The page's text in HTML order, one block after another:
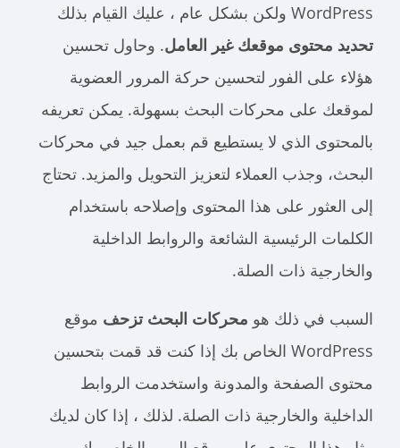
WordPress ولكن بشكل عام ، عليك القيام بذلك
تحديد محتوى موقعك غير العامل. وحاول تحسين
هؤلاء على الفور لتحسين حركة المرور العضوية
لموقعك على محركات البحث بسهولة.يمكن تعريفه
بالمحتوى الذي لا يستطيعقم بعمل جيد في محركات
البحث، وجذب العملاء لتعزيز التحويل والمزيد. تحتاج
إلى العثور على هذا المحتوى وإصلاحه باستخدام
الكلمات الرئيسية الشائعة والروابط الداخلية
والخارجية ذات الصلة.
السبب في ذلك هومحركات البحث تزحفموقع
WordPress الخاص بك إذا كنت قد قمت بتحسين
محتوى الصفحة والمدونة واستخدمت الروابط
الداخلية والخارجية ذات الصلة. لذلك ، إذا كان لديك